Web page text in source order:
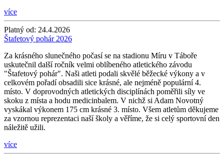
více
Platný od: 24.4.2026
Štafetový pohár 2026
Za krásného slunečného počasí se na stadionu Míru v Táboře
uskutečnil další ročník velmi oblíbeného atletického závodu
"Štafetový pohár". Naši atleti podali skvělé běžecké výkony a v
celkovém pořadí obsadili sice krásné, ale nejméně populární 4.
místo. V doprovodných atletických disciplínách poměřili síly ve
skoku z místa a hodu medicinbalem. V nichž si Adam Novotný
vyskákal výkonem 175 cm krásné 3. místo. Všem atletům děkujeme
za vzornou reprezentaci naší školy a věříme, že si celý sportovní den
náležitě užili.
více